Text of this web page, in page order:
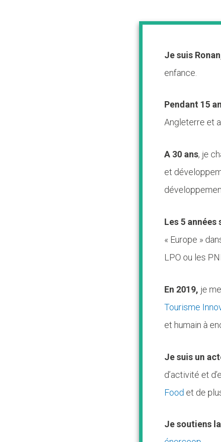
Je suis
enfance.
Pendant 15
Angleterre et
A 30 ans, je
et
Les 5
« Europe »
LPO ou les
En 2019, je
Tourisme
et humain à
Je suis un
d’activité et
Food et de
Je soutiens